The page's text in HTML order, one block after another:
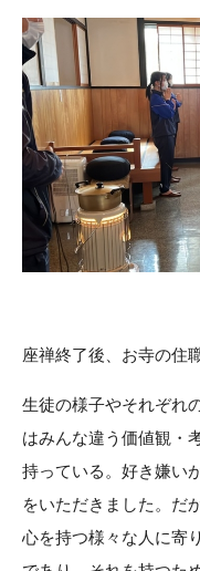
座禅終了後、お寺の住
生徒の様子やそれぞれ
はみんな違う価値観・
持っている。好き嫌い
をいただきました。だ
心を持つ様々な人に寄